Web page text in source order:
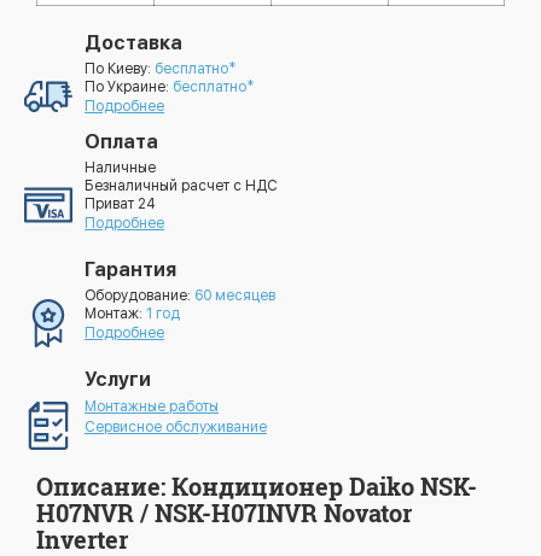
Доставка
По Киеву: бесплатно*
По Украине: бесплатно*
Подробнее
Оплата
Наличные
Безналичный расчет с НДС
Приват 24
Подробнее
Гарантия
Оборудование: 60 месяцев
Монтаж: 1 год
Подробнее
Услуги
Монтажные работы
Сервисное обслуживание
Описание: Кондиционер Daiko NSK-
H07NVR / NSK-H07INVR Novator
Inverter